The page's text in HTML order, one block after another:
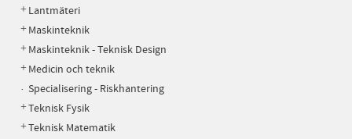
Lantmäteri
Maskinteknik
Maskinteknik - Teknisk Design
Medicin och teknik
Specialisering - Riskhantering
Teknisk Fysik
Teknisk Matematik